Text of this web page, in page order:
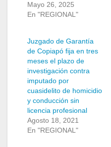
Mayo 26, 2025
En "REGIONAL"
Juzgado de Garantía
de Copiapó fija en tres
meses el plazo de
investigación contra
imputado por
cuasidelito de homicidio
y conducción sin
licencia profesional
Agosto 18, 2021
En "REGIONAL"